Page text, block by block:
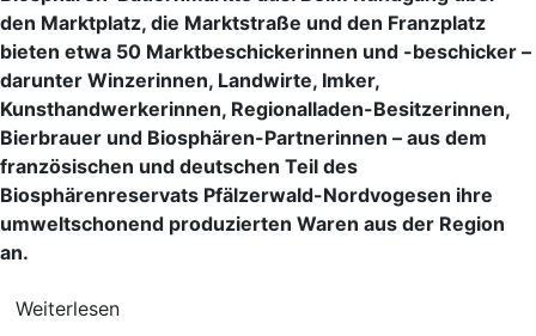
den Marktplatz, die Marktstraße und den Franzplatz
bieten etwa 50 Marktbeschickerinnen und -beschicker –
darunter Winzerinnen, Landwirte, Imker,
Kunsthandwerkerinnen, Regionalladen-Besitzerinnen,
Bierbrauer und Biosphären-Partnerinnen – aus dem
französischen und deutschen Teil des
Biosphärenreservats Pfälzerwald-Nordvogesen ihre
umweltschonend produzierten Waren aus der Region
an.
Weiterlesen